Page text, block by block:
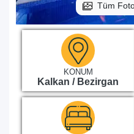
Tüm
KONUM
Kalkan / Bezirgan